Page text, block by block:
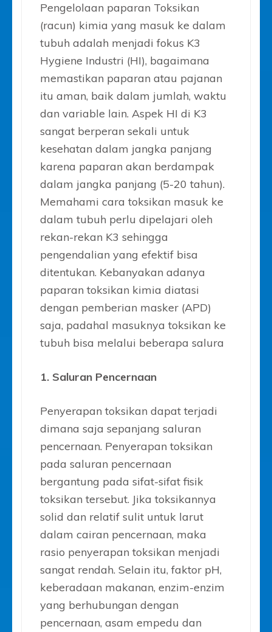
Pengelolaan paparan Toksikan
(racun) kimia yang masuk ke dalam
tubuh adalah menjadi fokus K3
Hygiene Industri (HI), bagaimana
memastikan paparan atau pajanan
itu aman, baik dalam jumlah, waktu
dan variable lain. Aspek HI di K3
sangat berperan sekali untuk
kesehatan dalam jangka panjang
karena paparan akan berdampak
dalam jangka panjang (5-20 tahun).
Memahami cara toksikan masuk ke
dalam tubuh perlu dipelajari oleh
rekan-rekan K3 sehingga
pengendalian yang efektif bisa
ditentukan. Kebanyakan adanya
paparan toksikan kimia diatasi
dengan pemberian masker (APD)
saja, padahal masuknya toksikan ke
tubuh bisa melalui beberapa salura
1. Saluran Pencernaan
Penyerapan toksikan dapat terjadi
dimana saja sepanjang saluran
pencernaan. Penyerapan toksikan
pada saluran pencernaan
bergantung pada sifat-sifat fisik
toksikan tersebut. Jika toksikannya
solid dan relatif sulit untuk larut
dalam cairan pencernaan, maka
rasio penyerapan toksikan menjadi
sangat rendah. Selain itu, faktor pH,
keberadaan makanan, enzim-enzim
yang berhubungan dengan
pencernaan, asam empedu dan